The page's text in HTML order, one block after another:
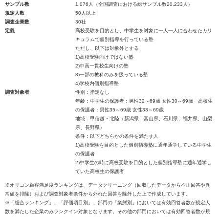
サンプル数
1,076人（全国調査における総サンプル数20,233人）
規定人数
50人以上
調査企業数
30社
定義
高校受験を目的とし、中学生を対象に一人一人に合わせたカリ
キュラムで個別指導を行っている塾
ただし、以下は対象外とする
1)高校受験向けではない塾
2)中高一貫校生向けの塾
3)一部の教科のみを扱っている塾
4)学校内個別指導塾
調査対象者
性別：指定なし
年齢：中学生の保護者：男性32～69歳 女性30～69歳 高校生
の保護者：男性35～69歳 女性33～69歳
地域：甲信越・北陸（新潟県、富山県、石川県、福井県、山梨
県、長野県）
条件：以下どちらかの条件を満たす人
1)高校受験を目的とした個別指導塾に通年通学している中学生
の保護者
2)中学生の時に高校受験を目的とした個別指導塾に通年通学し
ていた高校生の保護者
※オリコン顧客満足度ランキングは、データクリーニング（回収したデータから不正回答や異
常値を排除）および調査対象者条件から外れた回答を除外した上で作成しています。
※「総合ランキング」、「評価項目別」、部門の「業態別」においては有効回答者数が規定人
数を満たした企業のみランクイン対象となります。その他の部門においては有効回答者数が規